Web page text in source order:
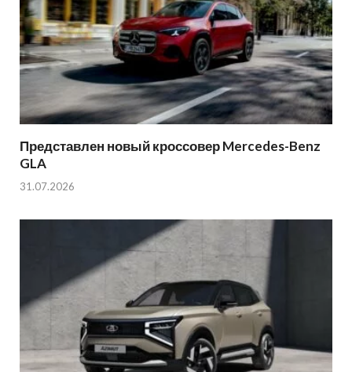
Представлен новый кроссовер Mercedes-Benz
GLA
31.07.2026